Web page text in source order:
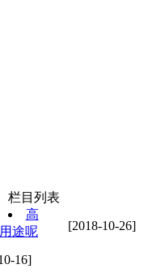
栏目列表
[2018-10-26]
高
途呢
16]